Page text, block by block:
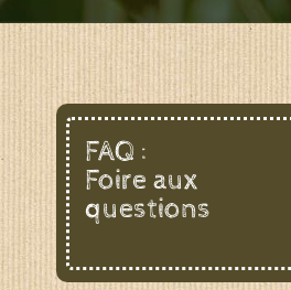
FAQ :
Foire aux
questions